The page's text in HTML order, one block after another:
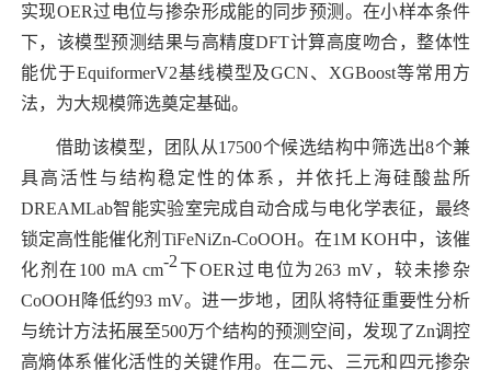
实现OER过电位与掺杂形成能的同步预测。在小样本条件
下，该模型预测结果与高精度DFT计算高度吻合，整体性
能优于EquiformerV2基线模型及GCN、 XGBoost等常用方
法，为大规模筛选奠定基础。
借助该模型，团队从17500个候选结构中筛选出8个兼
具高活性与结构稳定性的体系，并依托上海硅酸盐所
DREAMLab智能实验室完成自动合成与电化学表征，最终
锁定高性能催化剂 TiFeNiZn-CoOOH。在1M KOH中，该催
化剂在 100 mA cm-2下OER过电位为 263 mV，较未掺杂
CoOOH 降低约93 mV。进一步地，团队将特征重要性分析
与统计方法拓展至500万个结构的预测空间，发现了Zn调控
高熵体系催化活性的关键作用。在二元、三元和四元掺杂